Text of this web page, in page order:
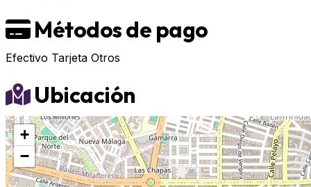
Métodos de pago
Efectivo Tarjeta Otros
Ubicación
+
−